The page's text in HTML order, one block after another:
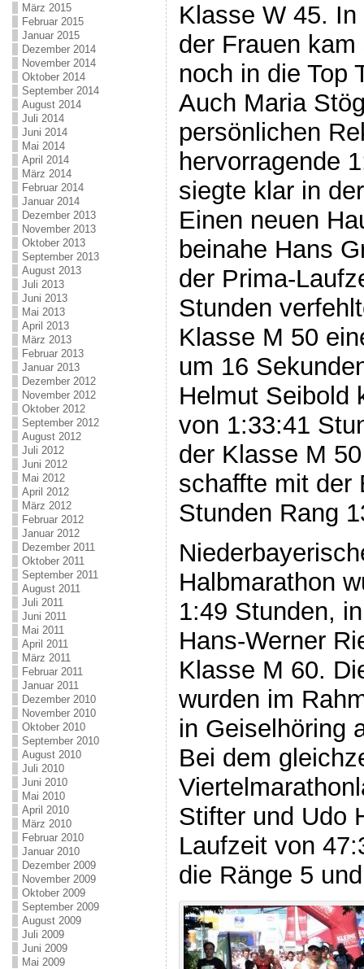
März 2015
Februar 2015
Januar 2015
Dezember 2014
November 2014
Oktober 2014
September 2014
August 2014
Juli 2014
Juni 2014
Mai 2014
April 2014
März 2014
Februar 2014
Januar 2014
Dezember 2013
November 2013
Oktober 2013
September 2013
August 2013
Juli 2013
Juni 2013
Mai 2013
April 2013
März 2013
Februar 2013
Januar 2013
Dezember 2012
November 2012
Oktober 2012
September 2012
August 2012
Juli 2012
Juni 2012
Mai 2012
April 2012
März 2012
Februar 2012
Januar 2012
Dezember 2011
Oktober 2011
September 2011
August 2011
Juli 2011
Juni 2011
Mai 2011
April 2011
März 2011
Februar 2011
Januar 2011
Dezember 2010
November 2010
Oktober 2010
September 2010
August 2010
Juli 2010
Juni 2010
Mai 2010
April 2010
März 2010
Februar 2010
Januar 2010
Dezember 2009
November 2009
Oktober 2009
September 2009
August 2009
Juli 2009
Juni 2009
Mai 2009
Klasse W 45.
der Frauen
noch in die Top
Auch Maria
persönlichen
hervorragende
siegte klar in
Einen neuen
beinahe Hans
der Prima-
Stunden
Klasse M 50
um 16
Helmut Seibold
von 1:33:41
der Klasse M
schaffte mit der
Stunden Rang
Halbmarathon
1:49 Stunden,
Hans-Werner
Klasse M 60.
wurden im
in Geiselhöring
Bei dem
Stifter und Udo
Laufzeit von
die Ränge 5